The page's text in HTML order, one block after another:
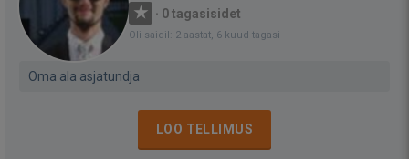
· 0 tagasisidet
Oli saidil: 2 aastat, 6 kuud tagasi
Oma ala asjatundja
LOO TELLIMUS